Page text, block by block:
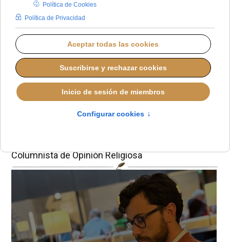
MIGUEL P. HERRADOR
BLOGS EN IGLESIA NOTICIAS
VIERNES, 13 JUNIO 2025 14:48
Rezar funciona
Columnista de Opinión Religiosa